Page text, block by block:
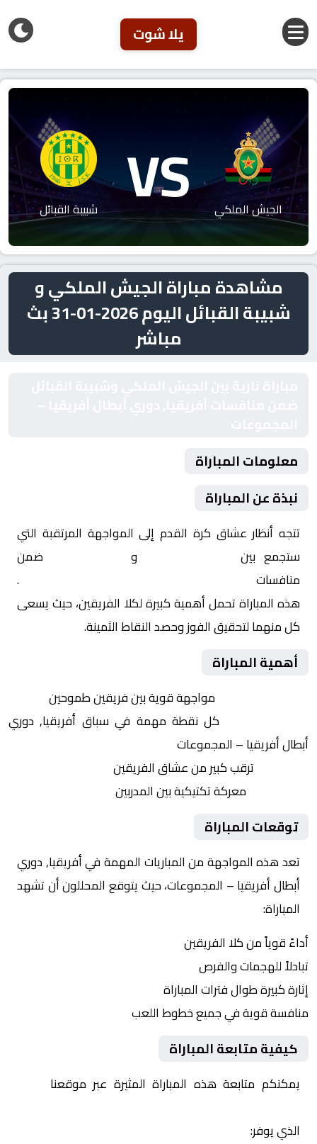
يلا شوت
الجيش الملكي VS شبيبة القبائل
مشاهدة مباراة الجيش الملكي و
شبيبة القبائل اليوم 2026-01-31 بث
مباشر
معلومات المباراة
نبذة عن المباراة
تتجه أنظار عشاق كرة القدم إلى المواجهة المرتقبة التي
ستجمع بين
وشبيبة القبائل
ضمن
منافسات
.
هذه المباراة تحمل أهمية كبيرة لكلا الفريقين، حيث يسعى
كل منهما لتحقيق الفوز وحصد النقاط الثمينة.
أهمية المباراة
مواجهة قوية بين فريقين طموحين
كل نقطة مهمة في سباق أفريقيا, دوري
أبطال أفريقيا – المجموعات
ترقب كبير من عشاق الفريقين
معركة تكتيكية بين المدربين
توقعات المباراة
تعد هذه المواجهة من المباريات المهمة في أفريقيا, دوري
أبطال أفريقيا – المجموعات، حيث يتوقع المحللون أن تشهد
المباراة:
أداءً قوياً من كلا الفريقين
تبادلاً للهجمات والفرص
إثارة كبيرة طوال فترات المباراة
منافسة قوية في جميع خطوط اللعب
كيفية متابعة المباراة
يمكنكم متابعة هذه المباراة المثيرة عبر موقعنا
الذي يوفر: